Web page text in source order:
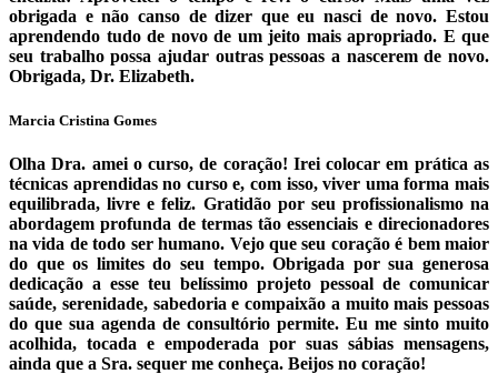
obrigada e não canso de dizer que eu nasci de novo. Estou
aprendendo tudo de novo de um jeito mais apropriado. E que
seu trabalho possa ajudar outras pessoas a nascerem de novo.
Obrigada, Dr. Elizabeth.
Marcia Cristina Gomes
Olha Dra. amei o curso, de coração! Irei colocar em prática as
técnicas aprendidas no curso e, com isso, viver uma forma mais
equilibrada, livre e feliz. Gratidão por seu profissionalismo na
abordagem profunda de termas tão essenciais e direcionadores
na vida de todo ser humano. Vejo que seu coração é bem maior
do que os limites do seu tempo. Obrigada por sua generosa
dedicação a esse teu belíssimo projeto pessoal de comunicar
saúde, serenidade, sabedoria e compaixão a muito mais pessoas
do que sua agenda de consultório permite. Eu me sinto muito
acolhida, tocada e empoderada por suas sábias mensagens,
ainda que a Sra. sequer me conheça. Beijos no coração!